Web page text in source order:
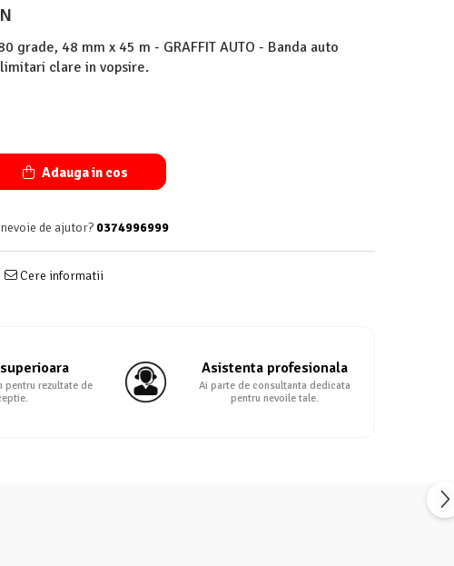
grade, 48 mm x 45 m - GRAFFIT AUTO - Banda auto
clare in vopsire.
Adauga in cos
de ajutor? 0374996999
Cere informatii
pentru rezultate de
Asistenta profesionala
Ai parte de consultanta dedicata
pentru nevoile tale.